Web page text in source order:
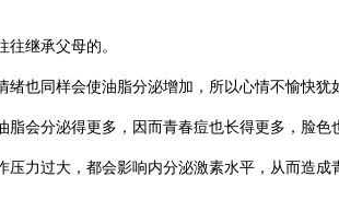
继承父母的。
也同样会使油脂分泌增加，所以心情不愉快犹
会分泌得更多，因而青春痘也长得更多，脸色
力过大，都会影响内分泌激素水平，从而造成